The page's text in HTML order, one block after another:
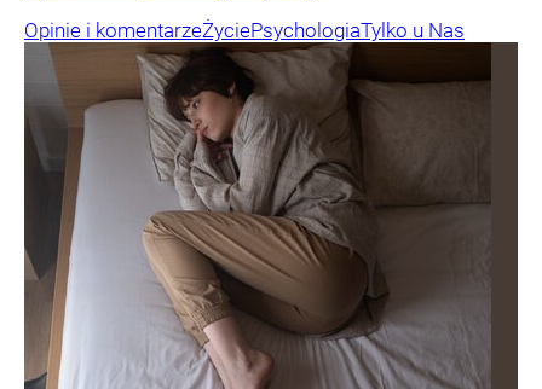
Opinie i komentarzeŻyciePsychologiaTylko u Nas